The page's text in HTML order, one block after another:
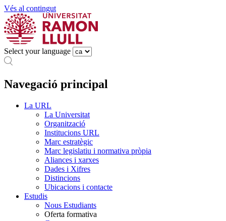
Vés al contingut
Select your language
Navegació principal
La URL
La Universitat
Organització
Institucions URL
Marc estratègic
Marc legislatiu i normativa pròpia
Aliances i xarxes
Dades i Xifres
Distincions
Ubicacions i contacte
Estudis
Nous Estudiants
Oferta formativa